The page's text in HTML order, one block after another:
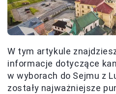
W tym artykule
informacje dotyczące
w wyborach do Sejmu z
zostały najważniejsze